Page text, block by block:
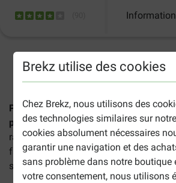
Brekz utilise des cookies
Chez Brekz, nous utilisons des
des technologies similaires sur
cookies absolument nécessaires
garantir une navigation et des
sans problème dans notre boutique
votre consentement, nous utilisons
2-5 jours ouvrables estimés,
Pro Plan Large Athletic Adult
pouletsont des croquettes complètes
races de chiens ayant un mode de vie
favorisent le maintien d'une bonne
santé des articulations des chiens